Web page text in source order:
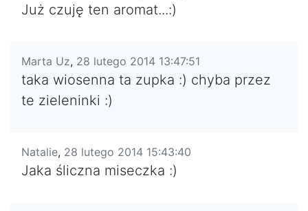
Już czuję ten aromat...:)
Marta Uz, 28 lutego 2014 13:47:51
taka wiosenna ta zupka :) chyba przez
te zieleninki :)
Natalie, 28 lutego 2014 15:43:40
Jaka śliczna miseczka :)